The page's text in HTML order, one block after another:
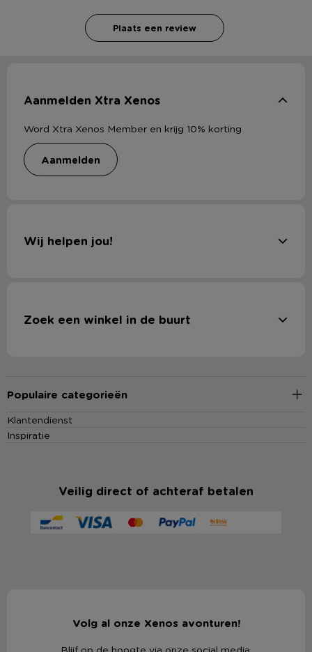
Plaats een review
Aanmelden Xtra Xenos
Word Xtra Xenos Member en krijg 10% korting
aanmelden
Wij helpen jou!
Zoek een winkel in de buurt
Populaire categorieën
Klantendienst
Inspiratie
Veilig direct of achteraf betalen
Volg al onze Xenos avonturen!
Blijf op de hoogte via onze social media.